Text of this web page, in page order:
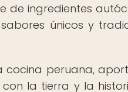
de ingredientes
únicos y
cocina peruana,
la tierra y la